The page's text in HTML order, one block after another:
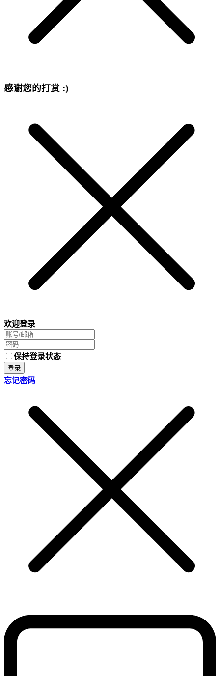
感谢您的打赏 :)
欢迎登录
保持登录状态
登录
忘记密码